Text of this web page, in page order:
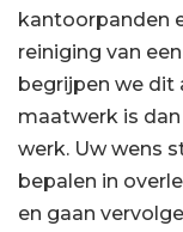
kantoorpanden
reiniging van
begrijpen we dit
maatwerk is
werk. Uw wens
bepalen in
en gaan